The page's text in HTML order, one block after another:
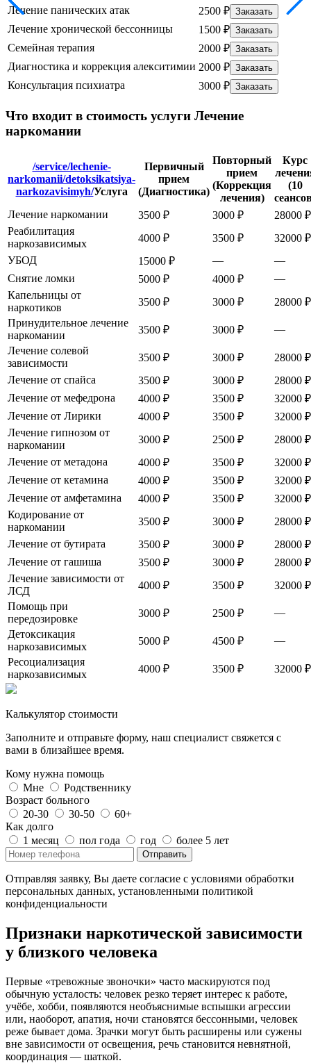
Лечение панических атак 2500 ₽ Заказать
Лечение хронической бессонницы 1500 ₽ Заказать
Семейная терапия 2000 ₽ Заказать
Диагностика и коррекция алекситимии 2000 ₽ Заказать
Консультация психиатра 3000 ₽ Заказать
Что входит в стоимость услуги Лечение
наркомании
/service/lechenie-
narkomanii/detoksikatsiya-
narkozavisimyh/Услуга
Первичный
прием
(Диагностика)
Повторный
прием
(Коррекция
лечения)
Курс
(10
Лечение наркомании
3500 ₽ 3000 ₽
28000 ₽
Реабилитация
наркозависимых
4000 ₽ 3500 ₽
32000 ₽
УБОД
15000 ₽ —
—
Снятие ломки
5000 ₽ 4000 ₽
—
Капельницы от
наркотиков
3500 ₽ 3000 ₽
28000 ₽
Принудительное лечение
наркомании
3500 ₽ 3000 ₽
—
Лечение солевой
зависимости
3500 ₽ 3000 ₽
28000 ₽
Лечение от спайса
3500 ₽ 3000 ₽
28000 ₽
Лечение от мефедрона
4000 ₽ 3500 ₽
32000 ₽
Лечение от Лирики
4000 ₽ 3500 ₽
32000 ₽
Лечение гипнозом от
наркомании
3000 ₽ 2500 ₽
28000 ₽
Лечение от метадона
4000 ₽ 3500 ₽
32000 ₽
Лечение от кетамина
4000 ₽ 3500 ₽
32000 ₽
Лечение от амфетамина
4000 ₽ 3500 ₽
32000 ₽
Кодирование от
наркомании
3500 ₽ 3000 ₽
28000 ₽
Лечение от бутирата
3500 ₽ 3000 ₽
28000 ₽
Лечение от гашиша
3500 ₽ 3000 ₽
28000 ₽
Лечение зависимости от
ЛСД
4000 ₽ 3500 ₽
32000 ₽
Помощь при
передозировке
3000 ₽ 2500 ₽
—
Детоксикация
наркозависимых
5000 ₽ 4500 ₽
—
Ресоциализация
наркозависимых
4000 ₽ 3500 ₽ 32000 ₽
Калькулятор стоимости
Заполните и отправьте форму, наш специалист свяжется с
вами в близайшее время.
Кому нужна помощь
Мне
Родственнику
Возраст больного
20-30
30-50
60+
Как долго
1 месяц
пол года год более 5 лет
Отправить
Отправляя заявку, Вы даете согласие с условиями обработки
персональных данных, установленными политикой
конфиденциальности
Признаки наркотической зависимости
у близкого человека
Первые «тревожные звоночки» часто маскируются под
обычную усталость: человек резко теряет интерес к работе,
учёбе, хобби, появляются необъяснимые вспышки агрессии
или, наоборот, апатия, ночи становятся бессонными, человек
реже бывает дома. Зрачки могут быть расширены или сужены
вне зависимости от освещения, речь становится невнятной,
координация — шаткой.